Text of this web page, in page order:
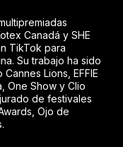
Canadá y SHE
TikTok para
Su trabajo ha sido
Lions, EFFIE
One Show y Clio
de festivales
Ojo de